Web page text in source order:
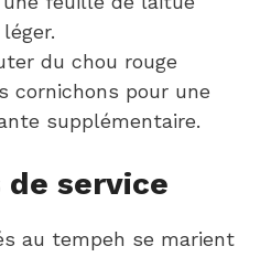
du chou rouge
cornichons pour une
supplémentaire.
de service
au tempeh se marient